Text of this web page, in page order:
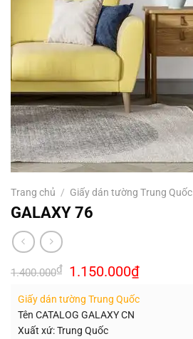
Trang chủ / Giấy dán tường Trung Quốc
GALAXY 76
1.400.000₫ Giá
gốc
1.400.000₫.
1.150.000₫Giá
hiện
là:
Giấy dán tường Trung Quốc
Tên CATALOG GALAXY CN
Xuất xứ: Trung Quốc